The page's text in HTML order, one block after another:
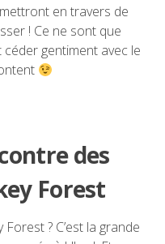
en travers de
! Ce ne sont que
gentiment avec le
des
Forest
? C’est la grande